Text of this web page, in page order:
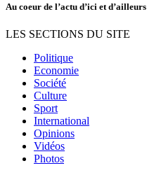
Au coeur de l’actu d’ici et d’ailleurs
LES SECTIONS DU SITE
Politique
Economie
Société
Culture
Sport
International
Opinions
Vidéos
Photos